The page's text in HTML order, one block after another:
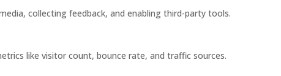
collecting feedback, and enabling third-party tools.
like visitor count, bounce rate, and traffic sources.